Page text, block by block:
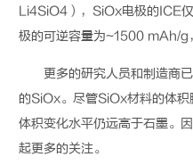
Li4SiO4 ）， SiOx电极的ICE
极的可逆容量为~1500 mAh/g
更多的研究人员和制造商
的SiOx。尽管SiOx材料的体
体积变化水平仍远高于石墨。因
起更多的关注。